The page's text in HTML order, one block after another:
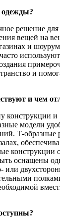
одежды?
решение
вещей на
и
и
и чем
конструкции и
модели
Т-образные
конструкции
оснащены
или